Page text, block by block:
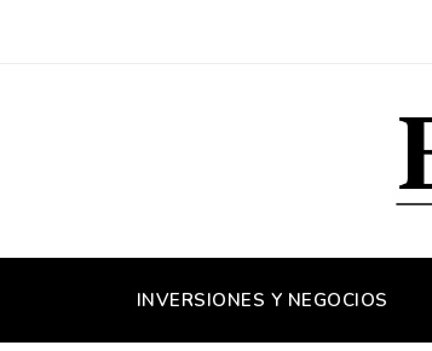
INVERSIONES Y NEGOCIOS